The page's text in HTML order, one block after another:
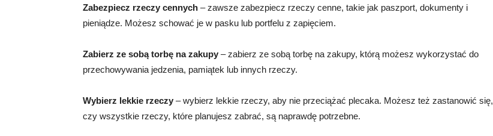
Zabezpiecz rzeczy cennych – zawsze zabezpiecz rzeczy cenne, takie jak paszport, dokumenty i
pieniądze. Możesz schować je w pasku lub portfelu z zapięciem.
Zabierz ze sobą torbę na zakupy – zabierz ze sobą torbę na zakupy, którą możesz wykorzystać do
przechowywania jedzenia, pamiątek lub innych rzeczy.
Wybierz lekkie rzeczy – wybierz lekkie rzeczy, aby nie przeciążać plecaka. Możesz też zastanowić się,
czy wszystkie rzeczy, które planujesz zabrać, są naprawdę potrzebne.